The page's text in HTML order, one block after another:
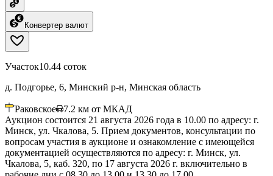
Конвертер валют
Участок10.44 соток
д. Подгорье, 6, Минский р-н, Минская область
Раковское 7.2 км от МКАД
Аукцион состоится 21 августа 2026 года в 10.00 по адресу: г.
Минск, ул. Чкалова, 5. Прием документов, консультации по
вопросам участия в аукционе и ознакомление с имеющейся
документацией осуществляются по адресу: г. Минск, ул.
Чкалова, 5, каб. 320, по 17 августа 2026 г. включительно в